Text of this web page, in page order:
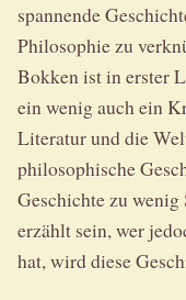
spannende
Philosophie zu
Bokken ist in erster
ein wenig auch ein
Literatur und die
philosophische
Geschichte zu
erzählt sein, wer
hat, wird diese